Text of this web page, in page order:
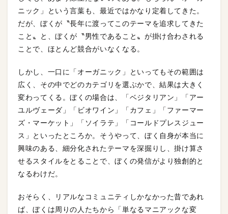
ニック」という言葉も、最近ではかなり定着してきた。
だが、ぼくが〝長年に渡ってこのテーマを追求してきた
こと〟と、ぼくが〝男性であること〟が掛け合わされる
ことで、ほとんど競合がいなくなる。
しかし、一口に「オーガニック」といってもその範囲は
広く、その中でどのカテゴリを選ぶかで、結果は大きく
変わってくる。ぼくの場合は、「ベジタリアン」「アー
ユルヴェーダ」「ビオワイン」「カフェ」「ファーマー
ズ・マーケット」「ソイラテ」「コールドプレスジュー
ス」といったところか。そうやって、ぼく自身が本当に
興味のある、細分化されたテーマを深掘りし、掛け算さ
せるスタイルをとることで、ぼくの発信がより独創的と
なるわけだ。
おそらく、リアルなコミュニティしかなかった昔であれ
ば、ぼくは周りの人たちから「単なるマニアックな変